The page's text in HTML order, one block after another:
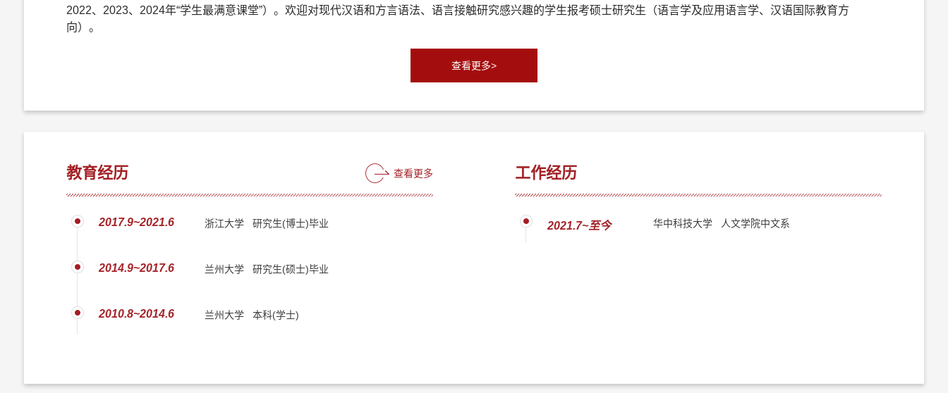
2022、2023、2024年“学生最满意课堂”）。欢迎对现代汉语和方言语法、语言接触研究感兴趣的学生报考硕士研究生（语言学及应用语言学、汉语国际教育方
向）。
查看更多>
教育经历 查看更多
2017.9~2021.6 浙江大学 研究生(博士)毕业
2014.9~2017.6 兰州大学 研究生(硕士)毕业
2010.8~2014.6 兰州大学 本科(学士)
工作经历
2021.7~至今 华中科技大学 人文学院中文系